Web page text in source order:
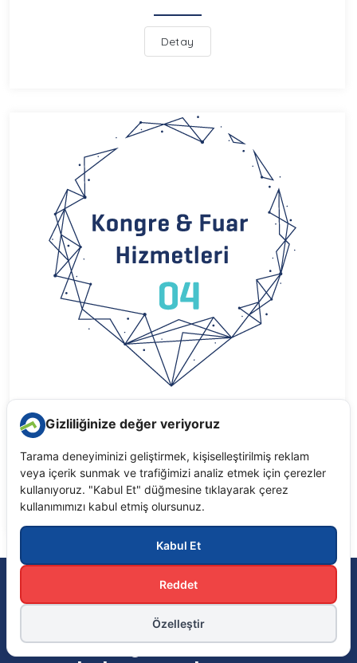
Detay
Konaklama yönetimi, Katılımcı yönetimi, Kayıt
Detay
Biturmice
Tüm için 7/24